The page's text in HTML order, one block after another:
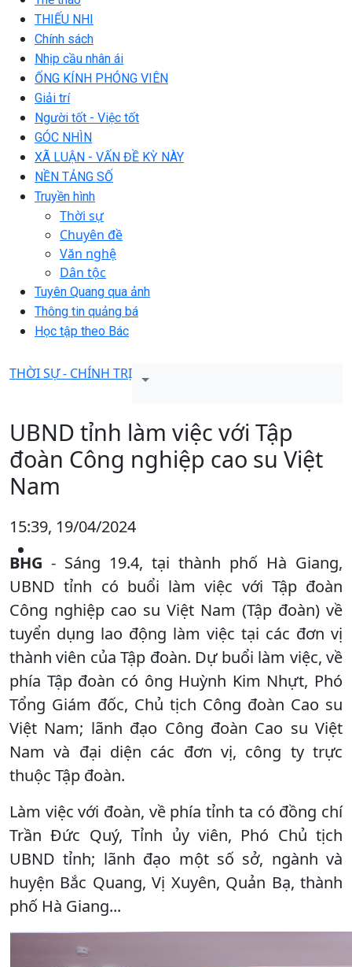
THIẾU NHI
Chính sách
Nhịp cầu nhân ái
ỐNG KÍNH PHÓNG VIÊN
Giải trí
Người tốt - Việc tốt
GÓC NHÌN
XÃ LUẬN - VẤN ĐỀ KỲ NÀY
NỀN TẢNG SỐ
Truyền hình
Thời sự
Chuyên đề
Văn nghệ
Dân tộc
Tuyên Quang qua ảnh
Thông tin quảng bá
Học tập theo Bác
THỜI SỰ - CHÍNH TRỊ
UBND tỉnh làm việc với Tập
đoàn Công nghiệp cao su Việt
Nam
15:39, 19/04/2024
BHG - Sáng 19.4, tại thành phố Hà Giang,
UBND tỉnh có buổi làm việc với Tập đoàn
Công nghiệp cao su Việt Nam (Tập đoàn) về
tuyển dụng lao động làm việc tại các đơn vị
thành viên của Tập đoàn. Dự buổi làm việc, về
phía Tập đoàn có ông Huỳnh Kim Nhựt, Phó
Tổng Giám đốc, Chủ tịch Công đoàn Cao su
Việt Nam; lãnh đạo Công đoàn Cao su Việt
Nam và đại diện các đơn vị, công ty trực
thuộc Tập đoàn.
Làm việc với đoàn, về phía tỉnh ta có đồng chí
Trần Đức Quý, Tỉnh ủy viên, Phó Chủ tịch
UBND tỉnh; lãnh đạo một số sở, ngành và
huyện Bắc Quang, Vị Xuyên, Quản Bạ, thành
phố Hà Giang...